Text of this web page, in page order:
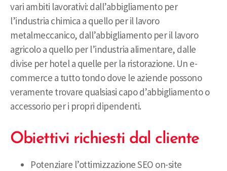
vari ambiti lavorativi: dall’abbigliamento per
l’industria chimica a quello per il lavoro
metalmeccanico, dall’abbigliamento per il lavoro
agricolo a quello per l’industria alimentare, dalle
divise per hotel a quelle per la ristorazione. Un e-
commerce a tutto tondo dove le aziende possono
veramente trovare qualsiasi capo d’abbigliamento o
accessorio per i propri dipendenti.
Obiettivi richiesti dal cliente
Potenziare l’ottimizzazione SEO on-site